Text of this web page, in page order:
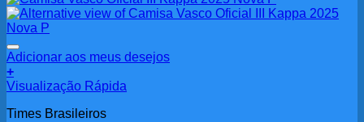
Adicionar aos meus desejos
+
Visualização Rápida
Times Brasileiros